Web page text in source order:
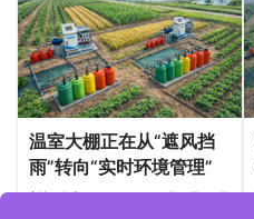
温室大棚正在从“遮风挡
雨”转向“实时环境管理”
新闻动态 2026年5月14日